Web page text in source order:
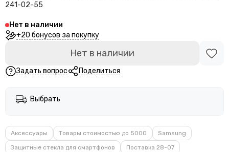
241-02-55
Нет в наличии
+20 бонусов за покупку
Нет в наличии
Задать вопрос Поделиться
Выбрать
Аксессуары Товары стоимостью до 5000
Samsung
Защитные стекла для смартфонов
Поставка 28-07